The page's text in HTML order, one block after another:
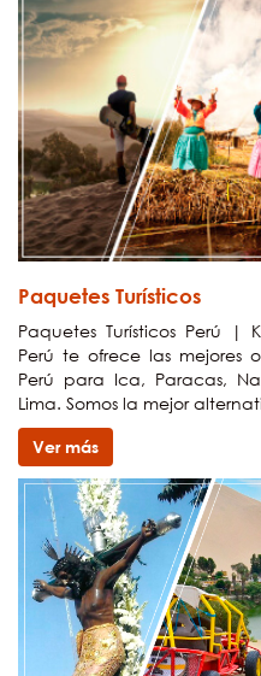
Paquetes Turísticos
Paquetes Turísticos Perú |
Perú te ofrece las mejores
Perú para Ica, Paracas,
Lima. Somos la mejor
Ver más